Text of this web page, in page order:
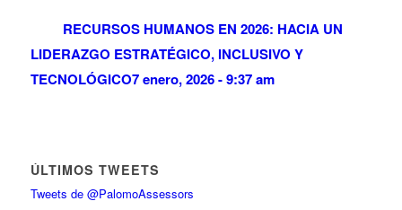
RECURSOS HUMANOS EN 2026: HACIA UN
LIDERAZGO ESTRATÉGICO, INCLUSIVO Y
TECNOLÓGICO7 enero, 2026 - 9:37 am
ÚLTIMOS TWEETS
Tweets de @PalomoAssessors